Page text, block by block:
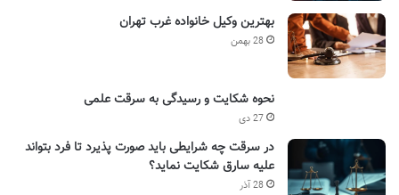
بهترین وکیل خانواده غرب تهران
28 بهمن
نحوه شکایت و رسیدگی به سرقت علمی
27 دی
در سرقت چه شرایطی باید صورت پذیرد تا فرد بتواند
علیه سارق شکایت نماید؟
28 آذر